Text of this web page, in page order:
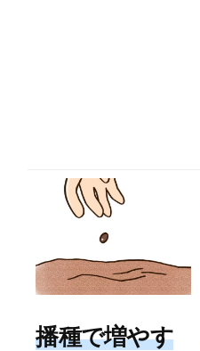
播種で増やす